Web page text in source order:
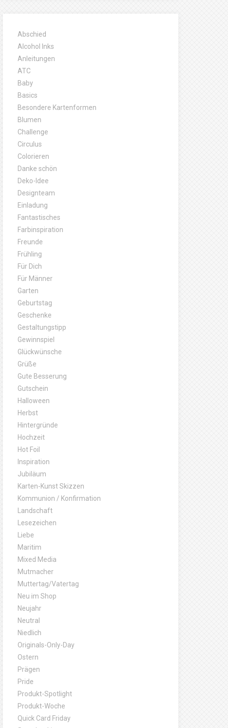
Abschied
Alcohol Inks
Anleitungen
ATC
Baby
Basics
Besondere Kartenformen
Blumen
Challenge
Circulus
Colorieren
Danke schön
Deko-Idee
Designteam
Einladung
Fantastisches
Farbinspiration
Freunde
Frühling
Für Dich
Für Männer
Garten
Geburtstag
Geschenke
Gestaltungstipp
Gewinnspiel
Glückwünsche
Grüße
Gute Besserung
Gutschein
Halloween
Herbst
Hintergründe
Hochzeit
Hot Foil
Inspiration
Jubiläum
Karten-Kunst Skizzen
Kommunion / Konfirmation
Landschaft
Lesezeichen
Liebe
Maritim
Mixed Media
Mutmacher
Muttertag/Vatertag
Neu im Shop
Neujahr
Neutral
Niedlich
Originals-Only-Day
Ostern
Prägen
Pride
Produkt-Spotlight
Produkt-Woche
Quick Card Friday